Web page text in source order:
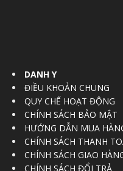
DANH Y
ĐIỀU KHOẢN CHUNG
QUY CHẾ HOẠT ĐỘNG
CHÍNH SÁCH BẢO MẬT
HƯỚNG DẪN MUA
CHÍNH SÁCH THANH
CHÍNH SÁCH GIAO
CHÍNH SÁCH ĐỔI TRẢ